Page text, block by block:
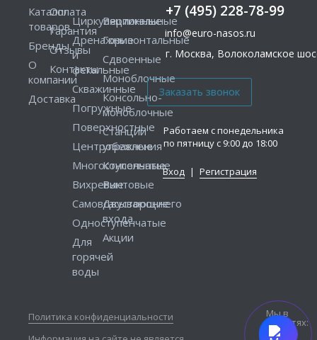
+7 (495) 228-78-99
info@euro-nasos.ru
г. Москва, Волоколамское
Работаем с понедельника
по пятницу с 9:00 до 18:00
Вход | Регистрация
Каталог
товаров
Бренды
О
компании
Доставка
Оплата
Гарантия
Отзывы
Контакты
Циркуляционные
Дренажные
и
фекальные
Скважинные
Погружные
Поверхностные
Центробежные
Многоступенчатые
Вихревые
Самовсасывающие
Одноступенчатые
Для
горячей
воды
Вертикальные
Горизонтальные
Сдвоенные
Моноблочные
Консольно-
моноблочные
Станции
управления
Консольные
Винтовые
Двустороннего
входа
Акции
Политика конфиденциальности
Мы в
соцсетях: